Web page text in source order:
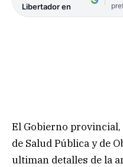
Libertador en
El Gobierno
de Salud Pública y de
ultiman detalles de la